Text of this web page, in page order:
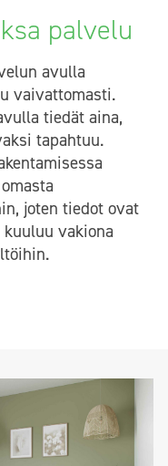
palvelu
avulla
vaivattomasti.
tiedät aina,
tapahtuu.
joten tiedot ovat
vakiona